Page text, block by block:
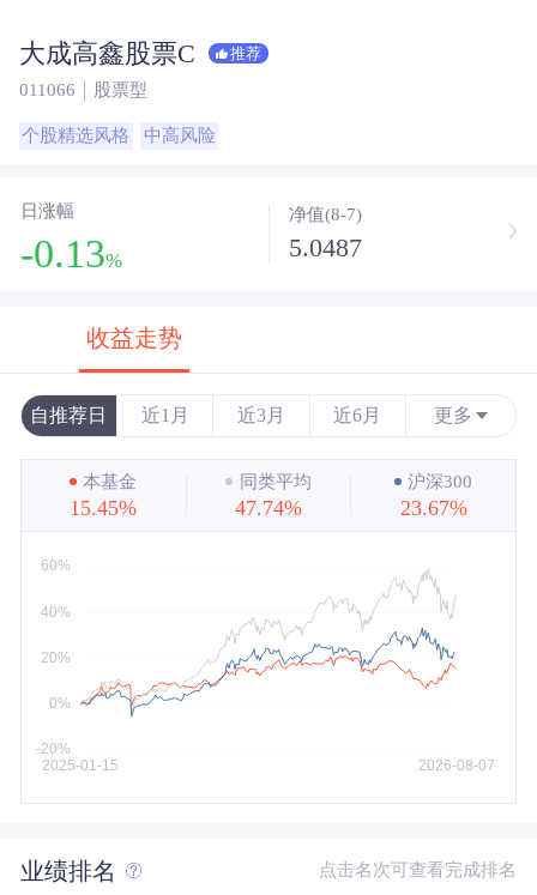
大成高鑫股票C 推荐
011066 股票型
个股精选风格 中高风险
日涨幅
-0.13%
净值(8-7)
5.0487
收益走势
自推荐日 近1月 近3月 近6月 更多
近1年
近3年
今年以来
最大
本基金
15.45%
同类平均
47.74%
沪深300
23.67%
业绩排名 点击名次可查看完成排名